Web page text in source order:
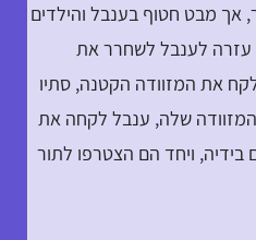
אך מבט חטוף בענבל והילדים
עזרה לענבל לשחרר את
את המזוודה הקטנה, סתיו
שלה, ענבל לקחה את
בידיה, ויחד הם הצטרפו לתור